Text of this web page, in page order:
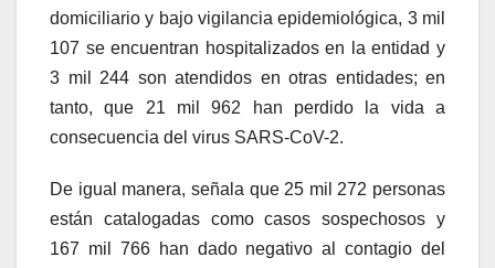
domiciliario y bajo vigilancia epidemiológica, 3 mil
107 se encuentran hospitalizados en la entidad y
3 mil 244 son atendidos en otras entidades; en
tanto, que 21 mil 962 han perdido la vida a
consecuencia del virus SARS-CoV-2.
De igual manera, señala que 25 mil 272 personas
están catalogadas como casos sospechosos y
167 mil 766 han dado negativo al contagio del